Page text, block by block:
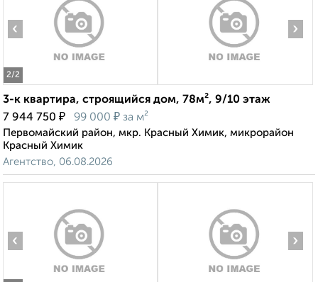
2/2
‹ ›
3-к квартира, строящийся дом, 78м², 9/10 этаж
7 944 750 ₽ 99 000 ₽ за м²
Первомайский район, мкр. Красный Химик, микрорайон
Красный Химик
Агентство, 06.08.2026
‹ ›